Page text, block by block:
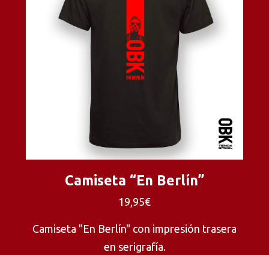
Camiseta “En Berlín”
19,95€
Camiseta "En Berlín" con impresión trasera
en serigrafía.